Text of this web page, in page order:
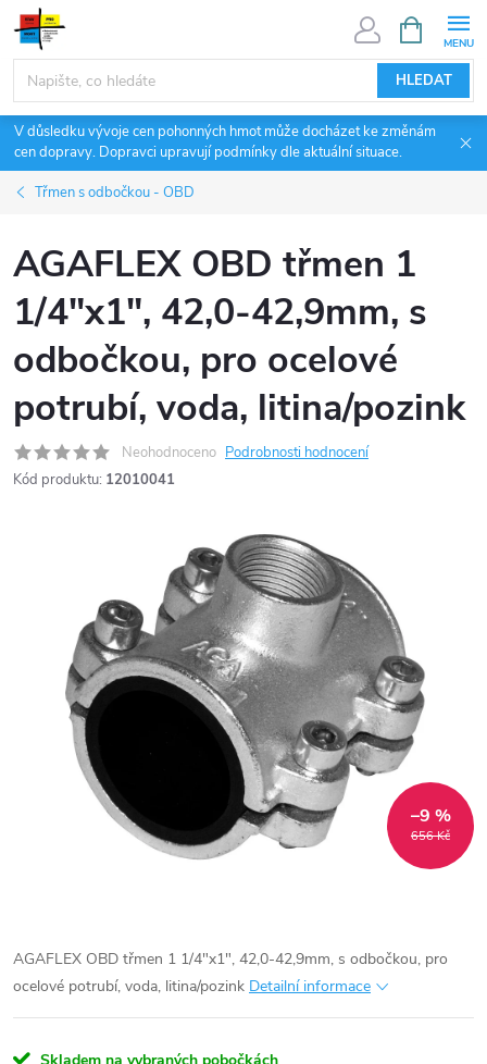
Přejít
obsah
HLEDAT
NÁKUPNÍ
KOŠÍK
V důsledku vývoje cen pohonných hmot může docházet ke změnám
cen dopravy. Dopravci upravují podmínky dle aktuální situace.
Třmen s odbočkou - OBD
AGAFLEX OBD třmen 1
1/4"x1", 42,0-42,9mm, s
odbočkou, pro ocelové
potrubí, voda, litina/pozink
Neohodnoceno Podrobnosti hodnocení
Kód produktu: 12010041
656 Kč
–9 %
AGAFLEX OBD třmen 1 1/4"x1", 42,0-42,9mm, s odbočkou, pro
ocelové potrubí, voda, litina/pozink Detailní informace
Skladem na vybraných pobočkách